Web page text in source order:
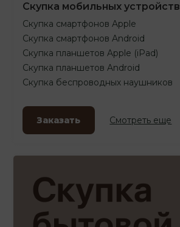
Скупка мобильных устройств
Скупка смартфонов Apple
Скупка смартфонов Android
Скупка планшетов Apple (iPad)
Скупка планшетов Android
Скупка беспроводных наушников
Заказать Смотреть еще